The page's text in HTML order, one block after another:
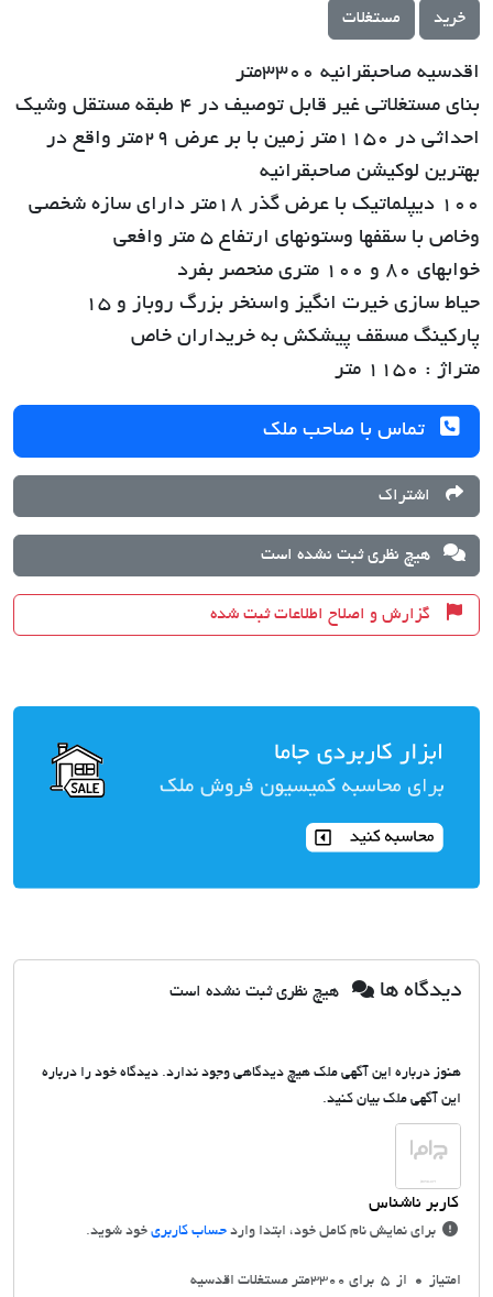
خرید مستغلات
اقدسیه صاحبقرانیه 3300متر
بنای مستغلاتی غیر قابل توصیف در 4 طبقه مستقل وشیک
احداثی در 1150متر زمین با بر عرض 29متر واقع در
بهترین لوکیشن صاحبقرانیه
100 دیپلماتیک با عرض گذر 18متر دارای سازه شخصی
وخاص با سقفها وستونهای ارتفاع 5 متر وافعی
خوابهای 80 و 100 متری منحصر بفرد
حیاط سازی خیرت انگیز واسنخر بزرگ روباز و 15
پارکینگ مسقف پیشکش به خریداران خاص
متراژ : ۱۱۵۰ متر
تماس با صاحب ملک
اشتراک
هیچ نظری ثبت نشده است
گزارش و اصلاح اطلاعات ثبت شده
دیدگاه ها هیچ نظری ثبت نشده است
هنوز درباره این آگهی ملک هیچ دیدگاهی وجود ندارد. دیدگاه خود را درباره
این آگهی ملک بیان کنید.
برای نمایش نام کامل خود، ابتدا وارد حساب کاربری خود شوید.
امتیاز 0 از 5 برای 3300متر مستغلات اقدسیه